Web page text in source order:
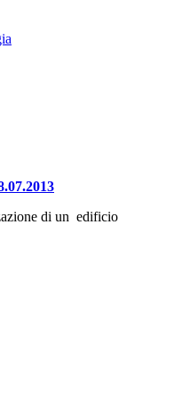
di un edificio